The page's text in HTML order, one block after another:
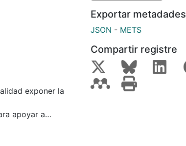
exponer la
apoyar a
Exportar metadades
JSON - METS
Compartir registre